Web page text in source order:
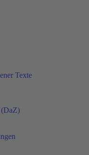
Texte
(DaZ)